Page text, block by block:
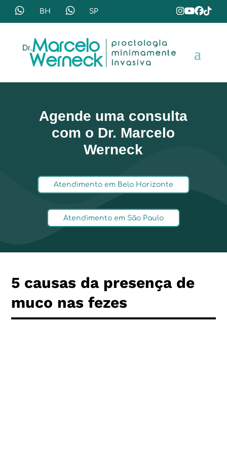
Agende uma consulta
com o Dr. Marcelo
Werneck
Atendimento em Belo Horizonte
Atendimento em São Paulo
5 causas da presença de
muco nas fezes